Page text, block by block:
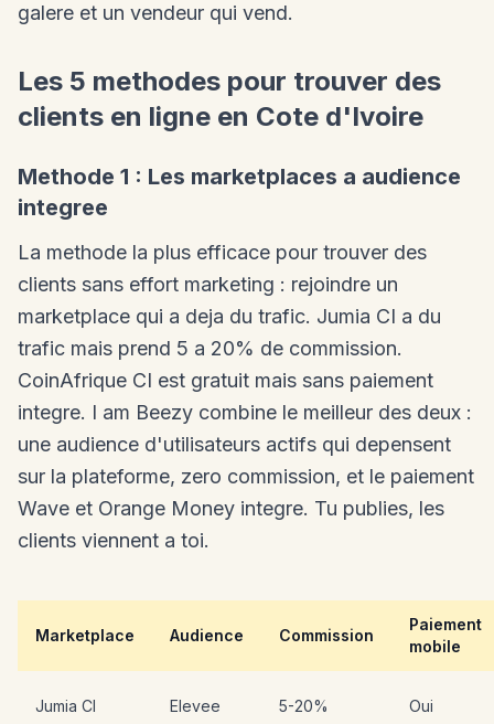
galere et un vendeur qui vend.
Les 5 methodes pour trouver des
clients en ligne en Cote d'Ivoire
Methode 1 : Les marketplaces a audience
integree
La methode la plus efficace pour trouver des
clients sans effort marketing : rejoindre un
marketplace qui a deja du trafic. Jumia CI a du
trafic mais prend 5 a 20% de commission.
CoinAfrique CI est gratuit mais sans paiement
integre. I am Beezy combine le meilleur des deux :
une audience d'utilisateurs actifs qui depensent
sur la plateforme, zero commission, et le paiement
Wave et Orange Money integre. Tu publies, les
clients viennent a toi.
Marketplace Audience Commission
Paiement
mobile
Jumia CI Elevee 5-20% Oui